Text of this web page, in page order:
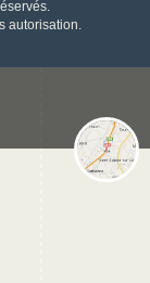
autorisation.